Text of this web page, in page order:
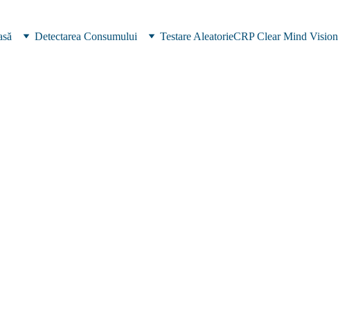
Detectarea Consumului Testare AleatorieCRP Clear Mind Vision